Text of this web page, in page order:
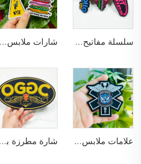
سلسلة مفاتيح مطاطية مخصصة PVC شارات ملابس مطرزة مخصصة بشعار خياطة الملابس
علامات ملابس مطاطية مخصصة باسم العلامة التجارية 3D مصنوعة من PVC، مثالية للخياطة على القبعات شارة مطرزة بالشينيل ثلاثية الأبعاد قابلة للحديد على الخياطة